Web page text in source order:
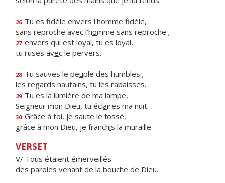
26 Tu es fidèle envers l'homme fidèle,
sans reproche avec l'homme sans reproche ;
27 envers qui est loyal, tu es loyal,
tu ruses avec le pervers.
28 Tu sauves le peuple des humbles ;
les regards hautains, tu les rabaisses.
29 Tu es la lumière de ma lampe,
Seigneur mon Dieu, tu éclaires ma nuit.
30 Grâce à toi, je saute le fossé,
grâce à mon Dieu, je franchis la muraille.
VERSET
V/ Tous étaient émerveillés
des paroles venant de la bouche de Dieu.